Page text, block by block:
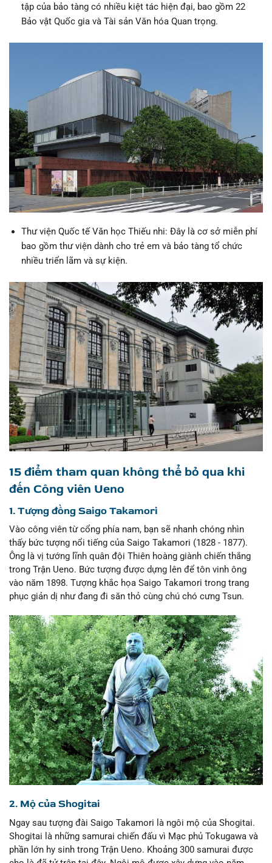
tập của bảo tàng có nhiều kiệt tác hiện đại, bao gồm 22
Bảo vật Quốc gia và Tài sản Văn hóa Quan trọng.
Thư viện Quốc tế Văn học Thiếu nhi: Đây là cơ sở miễn phí
bao gồm thư viện dành cho trẻ em và bảo tàng tổ chức
nhiều triển lãm và sự kiện.
15 điểm tham quan không thể bỏ qua khi
đến Công viên Ueno
1. Tượng đồng Saigo Takamori
Vào công viên từ cổng phía nam, bạn sẽ nhanh chóng nhìn
thấy bức tượng nổi tiếng của Saigo Takamori (1828 - 1877).
Ông là vị tướng lĩnh quân đội Thiên hoàng giành chiến thắng
trong Trận Ueno. Bức tượng được dựng lên để tôn vinh ông
vào năm 1898. Tượng khắc họa Saigo Takamori trong trang
phục giản dị như đang đi săn thỏ cùng chú chó cưng Tsun.
2. Mộ của Shogitai
Ngay sau tượng đài Saigo Takamori là ngôi mộ của Shogitai.
Shogitai là những samurai chiến đấu vì Mạc phủ Tokugawa và
phần lớn hy sinh trong Trận Ueno. Khoảng 300 samurai được